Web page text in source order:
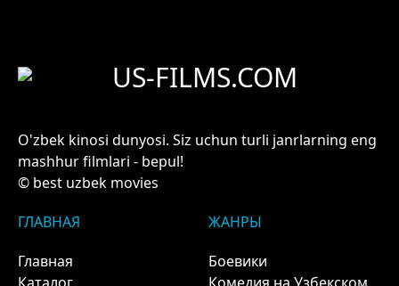
US-FILMS.COM
O'zbek kinosi dunyosi. Siz uchun turli janrlarning eng
mashhur filmlari - bepul!
© best uzbek movies
ГЛАВНАЯ
Главная
ЖАНРЫ
Боевики